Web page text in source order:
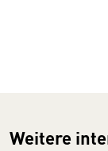
Weitere